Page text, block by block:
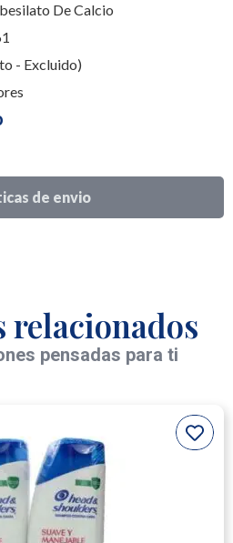
de envio
De Calcio
- Excluido)
relacionados
pensadas para ti